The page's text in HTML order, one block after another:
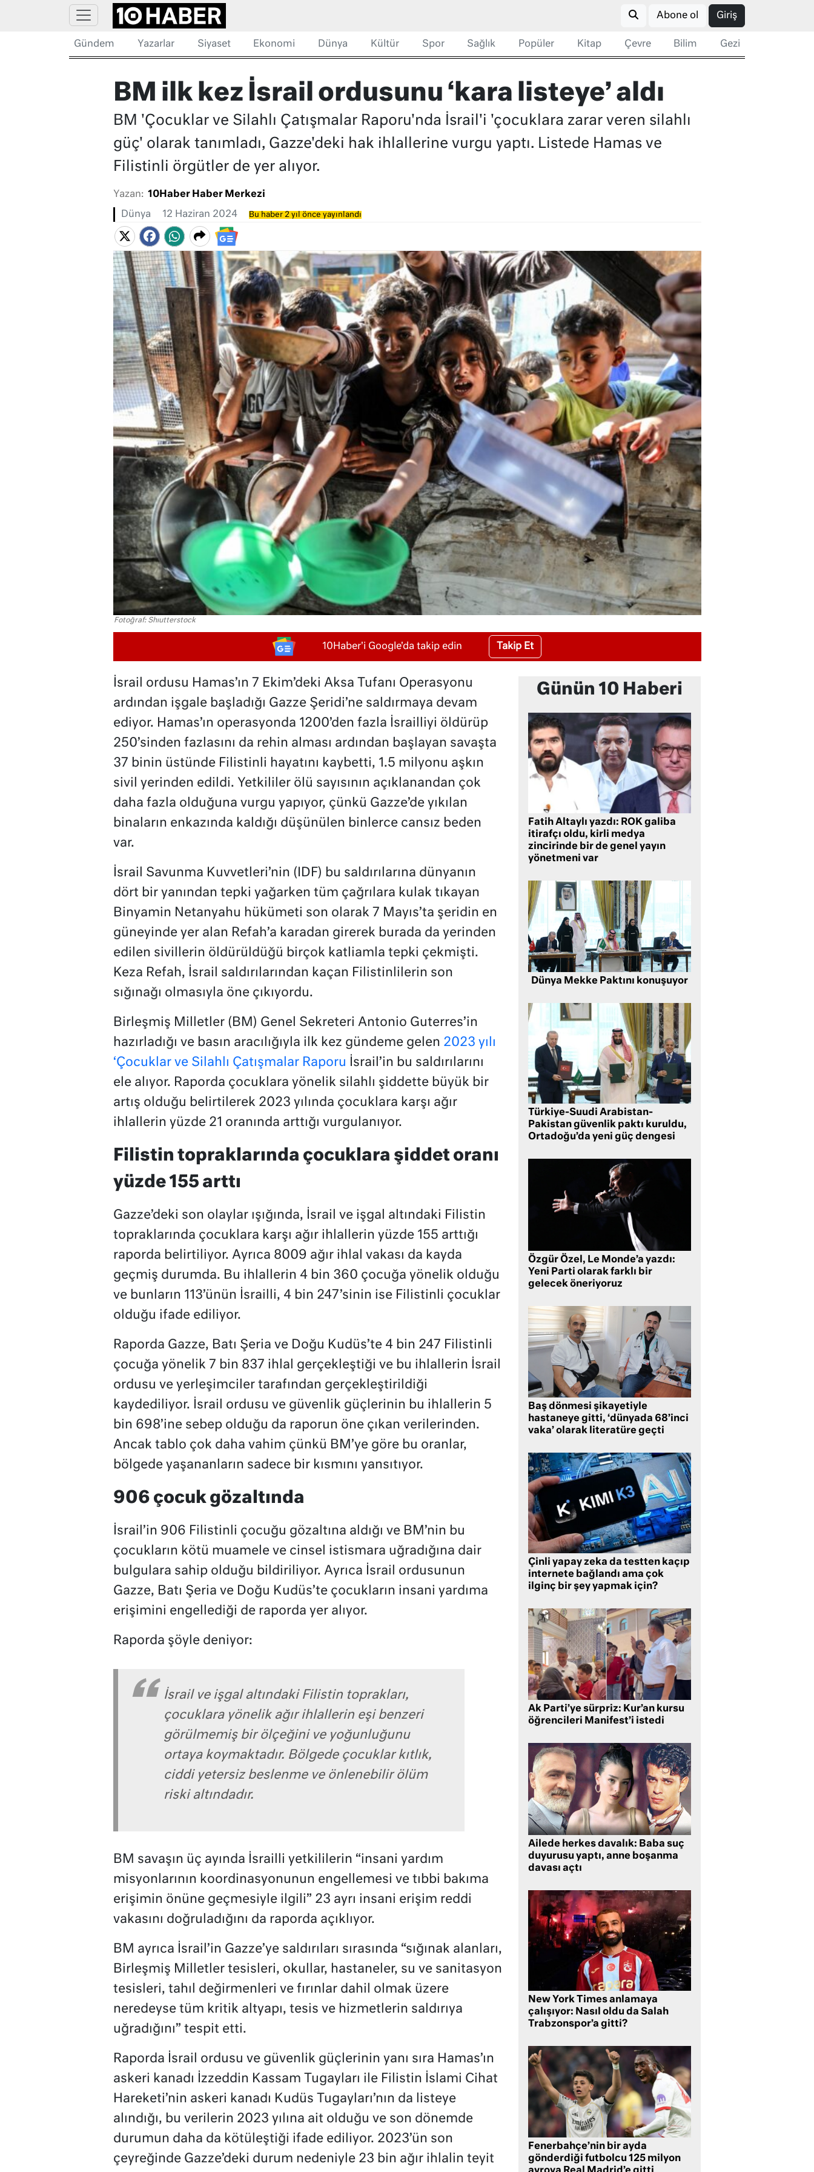
Abone ol Giriş
Gündem Yazarlar Siyaset Ekonomi Dünya Kültür Spor Sağlık Popüler Kitap Çevre Bilim Gezi
BM ilk kez İsrail ordusunu ‘kara listeye’ aldı
BM 'Çocuklar ve Silahlı Çatışmalar Raporu'nda İsrail'i 'çocuklara zarar veren silahlı
güç' olarak tanımladı, Gazze'deki hak ihlallerine vurgu yaptı. Listede Hamas ve
Filistinli örgütler de yer alıyor.
Yazan: 10Haber Haber Merkezi
Dünya 12 Haziran 2024 Bu haber 2 yıl önce yayınlandı
Fotoğraf: Shıutterstock
10Haber'i Google'da takip edin Takip Et
İsrail ordusu Hamas’ın 7 Ekim’deki Aksa Tufanı Operasyonu
ardından işgale başladığı Gazze Şeridi’ne saldırmaya devam
ediyor. Hamas’ın operasyonda 1200’den fazla İsrailliyi öldürüp
250’sinden fazlasını da rehin alması ardından başlayan savaşta
37 binin üstünde Filistinli hayatını kaybetti, 1.5 milyonu aşkın
sivil yerinden edildi. Yetkililer ölü sayısının açıklanandan çok
daha fazla olduğuna vurgu yapıyor, çünkü Gazze’de yıkılan
binaların enkazında kaldığı düşünülen binlerce cansız beden
var.
İsrail Savunma Kuvvetleri’nin (IDF) bu saldırılarına dünyanın
dört bir yanından tepki yağarken tüm çağrılara kulak tıkayan
Binyamin Netanyahu hükümeti son olarak 7 Mayıs’ta şeridin en
güneyinde yer alan Refah’a karadan girerek burada da yerinden
edilen sivillerin öldürüldüğü birçok katliamla tepki çekmişti.
Keza Refah, İsrail saldırılarından kaçan Filistinlilerin son
sığınağı olmasıyla öne çıkıyordu.
Birleşmiş Milletler (BM) Genel Sekreteri Antonio Guterres’in
hazırladığı ve basın aracılığıyla ilk kez gündeme gelen 2023 yılı
‘Çocuklar ve Silahlı Çatışmalar Raporu İsrail’in bu saldırılarını
ele alıyor. Raporda çocuklara yönelik silahlı şiddette büyük bir
artış olduğu belirtilerek 2023 yılında çocuklara karşı ağır
ihlallerin yüzde 21 oranında arttığı vurgulanıyor.
Filistin topraklarında çocuklara şiddet oranı
yüzde 155 arttı
Gazze’deki son olaylar ışığında, İsrail ve işgal altındaki Filistin
topraklarında çocuklara karşı ağır ihlallerin yüzde 155 arttığı
raporda belirtiliyor. Ayrıca 8009 ağır ihlal vakası da kayda
geçmiş durumda. Bu ihlallerin 4 bin 360 çocuğa yönelik olduğu
ve bunların 113’ünün İsrailli, 4 bin 247’sinin ise Filistinli çocuklar
olduğu ifade ediliyor.
Raporda Gazze, Batı Şeria ve Doğu Kudüs’te 4 bin 247 Filistinli
çocuğa yönelik 7 bin 837 ihlal gerçekleştiği ve bu ihlallerin İsrail
ordusu ve yerleşimciler tarafından gerçekleştirildiği
kaydediliyor. İsrail ordusu ve güvenlik güçlerinin bu ihlallerin 5
bin 698’ine sebep olduğu da raporun öne çıkan verilerinden.
Ancak tablo çok daha vahim çünkü BM’ye göre bu oranlar,
bölgede yaşananların sadece bir kısmını yansıtıyor.
906 çocuk gözaltında
İsrail’in 906 Filistinli çocuğu gözaltına aldığı ve BM’nin bu
çocukların kötü muamele ve cinsel istismara uğradığına dair
bulgulara sahip olduğu bildiriliyor. Ayrıca İsrail ordusunun
Gazze, Batı Şeria ve Doğu Kudüs’te çocukların insani yardıma
erişimini engellediği de raporda yer alıyor.
Raporda şöyle deniyor:
İsrail ve işgal altındaki Filistin toprakları,
çocuklara yönelik ağır ihlallerin eşi benzeri
görülmemiş bir ölçeğini ve yoğunluğunu
ortaya koymaktadır. Bölgede çocuklar kıtlık,
ciddi yetersiz beslenme ve önlenebilir ölüm
riski altındadır.
BM savaşın üç ayında İsrailli yetkililerin “insani yardım
misyonlarının koordinasyonunun engellemesi ve tıbbi bakıma
erişimin önüne geçmesiyle ilgili” 23 ayrı insani erişim reddi
vakasını doğruladığını da raporda açıklıyor.
BM ayrıca İsrail’in Gazze’ye saldırıları sırasında “sığınak alanları,
Birleşmiş Milletler tesisleri, okullar, hastaneler, su ve sanitasyon
tesisleri, tahıl değirmenleri ve fırınlar dahil olmak üzere
neredeyse tüm kritik altyapı, tesis ve hizmetlerin saldırıya
uğradığını” tespit etti.
Raporda İsrail ordusu ve güvenlik güçlerinin yanı sıra Hamas’ın
askeri kanadı İzzeddin Kassam Tugayları ile Filistin İslami Cihat
Hareketi’nin askeri kanadı Kudüs Tugayları’nın da listeye
alındığı, bu verilerin 2023 yılına ait olduğu ve son dönemde
durumun daha da kötüleştiği ifade ediliyor. 2023’ün son
çeyreğinde Gazze’deki durum nedeniyle 23 bin ağır ihlalin teyit
Günün 10 Haberi
Fatih Altaylı yazdı: ROK galiba
itirafçı oldu, kirli medya
zincirinde bir de genel yayın
yönetmeni var
Dünya Mekke Paktını konuşuyor
Türkiye-Suudi Arabistan-
Pakistan güvenlik paktı kuruldu,
Ortadoğu’da yeni güç dengesi
Özgür Özel, Le Monde’a yazdı:
Yeni Parti olarak farklı bir
gelecek öneriyoruz
Baş dönmesi şikayetiyle
hastaneye gitti, ‘dünyada 68’inci
vaka’ olarak literatüre geçti
Çinli yapay zeka da testten kaçıp
internete bağlandı ama çok
ilginç bir şey yapmak için?
Ak Parti’ye sürpriz: Kur’an kursu
öğrencileri Manifest’i istedi
Ailede herkes davalık: Baba suç
duyurusu yaptı, anne boşanma
davası açtı
New York Times anlamaya
çalışıyor: Nasıl oldu da Salah
Trabzonspor’a gitti?
Fenerbahçe’nin bir ayda
gönderdiği futbolcu 125 milyon